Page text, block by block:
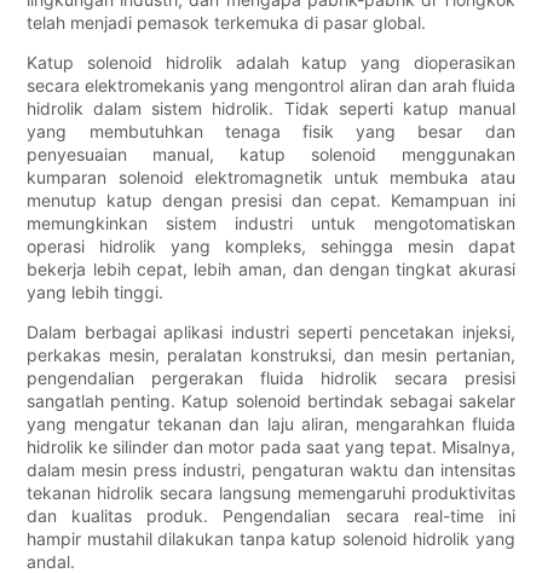
telah menjadi pemasok terkemuka di pasar global.
Katup solenoid hidrolik adalah katup yang dioperasikan
secara elektromekanis yang mengontrol aliran dan arah fluida
hidrolik dalam sistem hidrolik. Tidak seperti katup manual
yang membutuhkan tenaga fisik yang besar dan
penyesuaian manual, katup solenoid menggunakan
kumparan solenoid elektromagnetik untuk membuka atau
menutup katup dengan presisi dan cepat. Kemampuan ini
memungkinkan sistem industri untuk mengotomatiskan
operasi hidrolik yang kompleks, sehingga mesin dapat
bekerja lebih cepat, lebih aman, dan dengan tingkat akurasi
yang lebih tinggi.
Dalam berbagai aplikasi industri seperti pencetakan injeksi,
perkakas mesin, peralatan konstruksi, dan mesin pertanian,
pengendalian pergerakan fluida hidrolik secara presisi
sangatlah penting. Katup solenoid bertindak sebagai sakelar
yang mengatur tekanan dan laju aliran, mengarahkan fluida
hidrolik ke silinder dan motor pada saat yang tepat. Misalnya,
dalam mesin press industri, pengaturan waktu dan intensitas
tekanan hidrolik secara langsung memengaruhi produktivitas
dan kualitas produk. Pengendalian secara real-time ini
hampir mustahil dilakukan tanpa katup solenoid hidrolik yang
andal.